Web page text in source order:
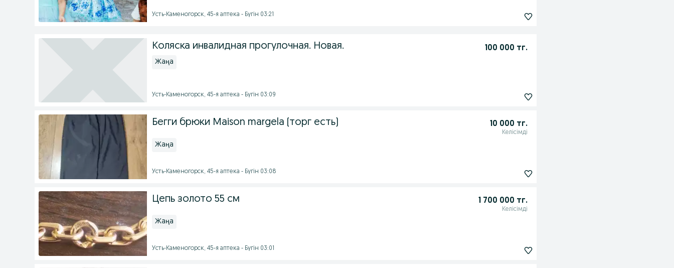
Усть-Каменогорск, 45-я аптека - Бүгін 03:21
Коляска инвалидная прогулочная. Новая. 100 000 тг.
Жаңа
Усть-Каменогорск, 45-я аптека - Бүгін 03:09
Бегги брюки Maison margela (торг есть) 10 000 тг.
Келісімді
Жаңа
Усть-Каменогорск, 45-я аптека - Бүгін 03:08
Цепь золото 55 см 1 700 000 тг.
Келісімді
Жаңа
Усть-Каменогорск, 45-я аптека - Бүгін 03:01